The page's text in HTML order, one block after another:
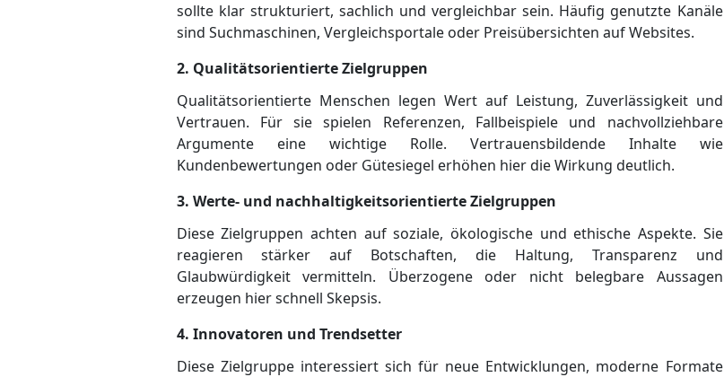
sollte klar strukturiert, sachlich und vergleichbar sein. Häufig genutzte Kanäle
sind Such­maschinen, Vergleichsportale oder Preisübersichten auf Websites.
2. Qualitätsorientierte Zielgruppen
Qualitätsorientierte Menschen legen Wert auf Leistung, Zuverlässigkeit und
Vertrauen. Für sie spielen Referenzen, Fallbeispiele und nachvollziehbare
Argumente eine wichtige Rolle. Vertrauensbildende Inhalte wie
Kundenbewertungen oder Gütesiegel erhöhen hier die Wirkung deutlich.
3. Werte- und nachhaltigkeitsorientierte Zielgruppen
Diese Zielgruppen achten auf soziale, ökologische und ethische Aspekte. Sie
reagieren stärker auf Botschaften, die Haltung, Transparenz und
Glaubwürdigkeit vermitteln. Überzogene oder nicht belegbare Aussagen
erzeugen hier schnell Skepsis.
4. Innovatoren und Trendsetter
Diese Zielgruppe interessiert sich für neue Entwicklungen, moderne Formate